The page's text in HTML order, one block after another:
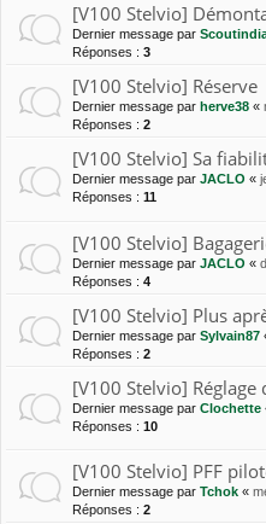
[V100 Stelvio]
Dernier message par
Réponses : 3
[V100 Stelvio] Réserve
Dernier message par herve38 «
Réponses : 2
[V100 Stelvio] Sa
Dernier message par JACLO «
Réponses : 11
[V100 Stelvio]
Dernier message par JACLO «
Réponses : 4
[V100 Stelvio] Plus
Dernier message par Sylvain87
Réponses : 2
[V100 Stelvio] Réglage
Dernier message par Clochette
Réponses : 10
[V100 Stelvio] PFF
Dernier message par Tchok «
Réponses : 2